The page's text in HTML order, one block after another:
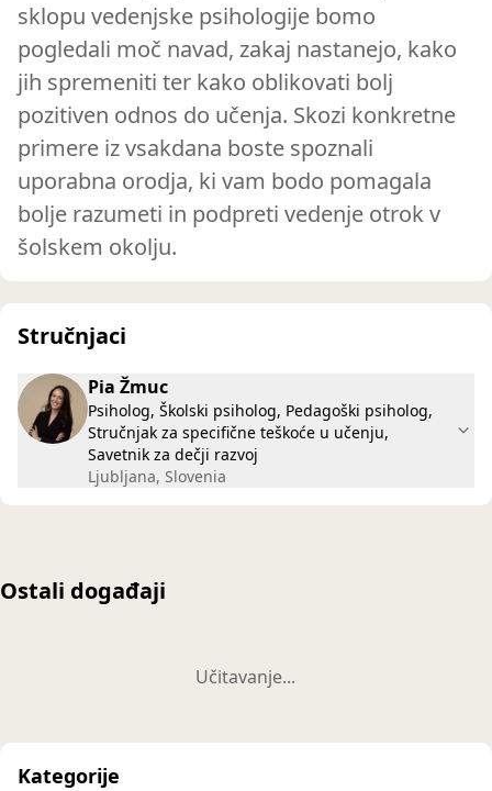
sklopu vedenjske psihologije bomo
pogledali moč navad, zakaj nastanejo, kako
jih spremeniti ter kako oblikovati bolj
pozitiven odnos do učenja. Skozi konkretne
primere iz vsakdana boste spoznali
uporabna orodja, ki vam bodo pomagala
bolje razumeti in podpreti vedenje otrok v
šolskem okolju.
Stručnjaci
Pia Žmuc
Psiholog, Školski psiholog, Pedagoški psiholog,
Stručnjak za specifične teškoće u učenju,
Savetnik za dečji razvoj
Ljubljana, Slovenia
Ostali događaji
Učitavanje...
Kategorije